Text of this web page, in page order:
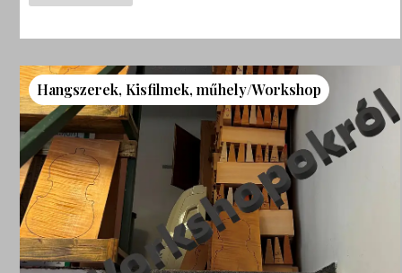
Hangszerek, Kisfilmek,műhely/Workshop